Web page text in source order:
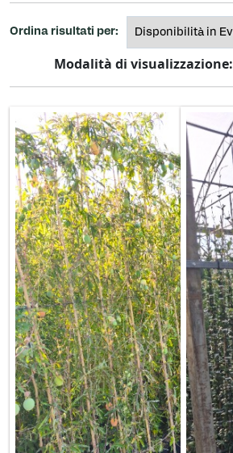
Ordina risultati per:
Modalità di visualizzazione: